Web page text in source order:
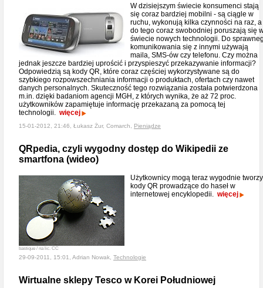
W dzisiejszym świecie konsumenci stają
się coraz bardziej mobilni - są ciągle w
ruchu, wykonują kilka czynności na raz, a
do tego coraz swobodniej poruszają się
świecie nowych technologii. Do
komunikowania się z innymi używają
maila, SMS-ów czy telefonu. Czy można
jednak jeszcze bardziej uprościć i przyspieszyć przekazywanie informacji?
Odpowiedzią są kody QR, które coraz częściej wykorzystywane są do
szybkiego rozpowszechniania informacji o produktach, ofertach czy nawet
danych personalnych. Skuteczność tego rozwiązania została potwierdzona
m.in. dzięki badaniom agencji MGH, z których wynika, że aż 72 proc.
użytkowników zapamiętuje informację przekazaną za pomocą tej
technologii. więcej
15-01-2012, 21:46, Łukasz Żur, Comarch, Pieniądze
QRpedia, czyli wygodny dostęp do Wikipedii ze
smartfona (wideo)
bastique / na lic. CC
Użytkownicy mogą teraz wygodnie
kody QR prowadzące do haseł w
internetowej encyklopedii. więcej
29-09-2011, 15:01, Adrian Nowak, Technologie
Wirtualne sklepy Tesco w Korei Południowej